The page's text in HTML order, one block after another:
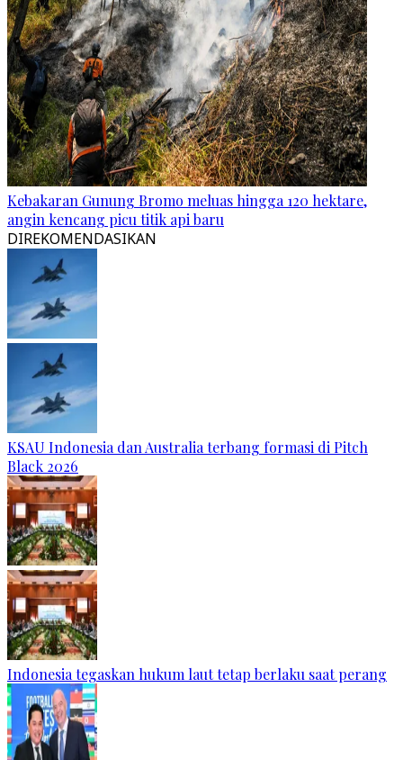
Kebakaran Gunung Bromo meluas hingga 120 hektare,
angin kencang picu titik api baru
DIREKOMENDASIKAN
KSAU Indonesia dan Australia terbang formasi di Pitch
Black 2026
Indonesia tegaskan hukum laut tetap berlaku saat perang